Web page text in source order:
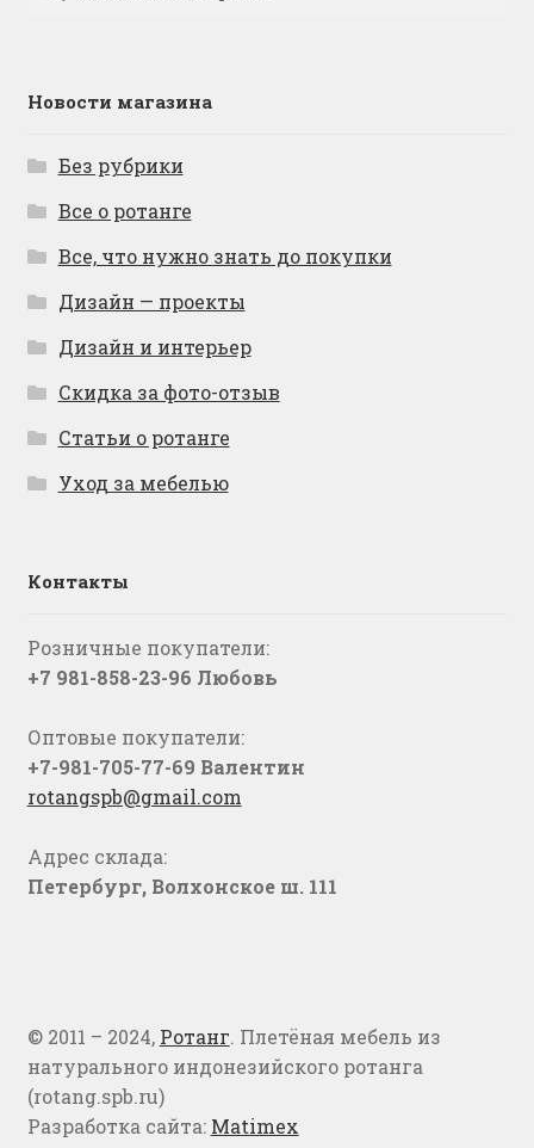
Новости магазина
Без рубрики
Все о ротанге
Все, что нужно знать до покупки
Дизайн — проекты
Дизайн и интерьер
Скидка за фото-отзыв
Статьи о ротанге
Уход за мебелью
Контакты
Розничные покупатели:
+7 981-858-23-96 Любовь
Оптовые покупатели:
+7-981-705-77-69 Валентин
rotangspb@gmail.com
Адрес склада:
Петербург, Волхонское ш. 111
© 2011 – 2024, Ротанг. Плетёная мебель из
натурального индонезийского ротанга
(rotang.spb.ru)
Разработка сайта: Matimex